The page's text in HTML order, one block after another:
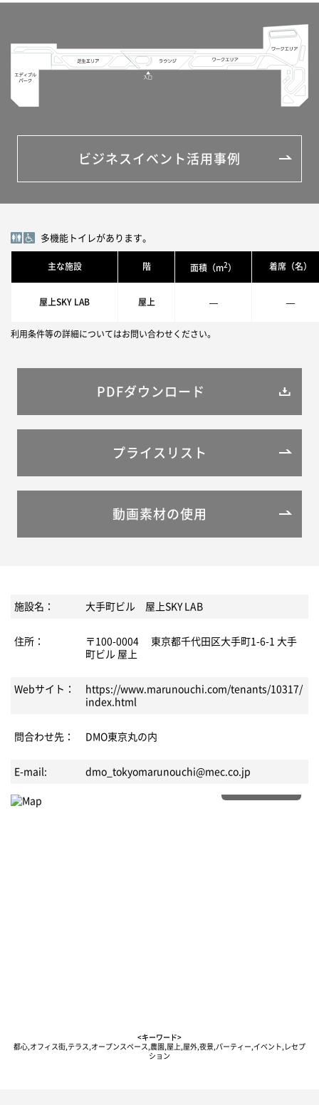
ビジネスイベント活用事例
多機能トイレがあります。
主な施設 階 面積（m2 ） 着席（名）
屋上SKY LAB 屋上 — —
利用条件等の詳細についてはお問い合わせください。
PDFダウンロード
プライスリスト
動画素材の使用
施設名： 大手町ビル 屋上SKY LAB
住所：
〒100-0004 東京都千代田区大手町1-6-1 大手
町ビル 屋上
Webサイト：
https://www.marunouchi.com/tenants/10317/
index.html
問合わせ先： DMO東京丸の内
E-mail:
dmo_tokyomarunouchi@mec.co.jp
<キーワード>
都心,オフィス街,テラス,オープンスペース,農園,屋上,屋外,夜景,パーティー,イベント,レセプ
ション